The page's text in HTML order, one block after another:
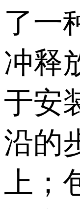
了一
冲释
于安
沿的
上；